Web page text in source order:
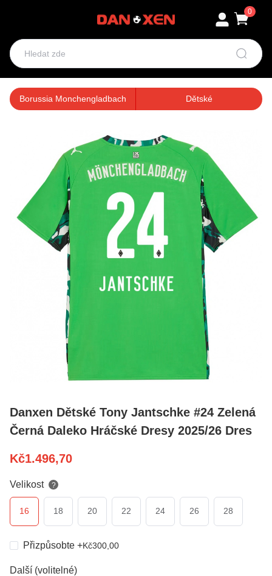
0
Borussia Monchengladbach Dětské
Danxen Dětské Tony Jantschke #24 Zelená
Černá Daleko Hráčské Dresy 2025/26 Dres
Kč1.496,70
Velikost ?
16 18 20 22 24 26 28
Přizpůsobte +Kč300,00
Další (volitelné)